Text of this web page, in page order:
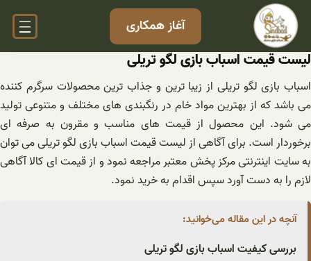
رفتن
محتوا
آغاز همکاری
لیست قیمت اسباب بازی لگو تریلی
اسباب بازی لگو تریلی از زیبا ترین و جذاب ترین محصولات سرگرم کننده
می باشد که از بهترین مواد خام در رنگبندی های مختلف و متنوعی تولید
می شود. این محصول از قیمت های مناسب و مقرون به صرفه ای
برخوردار است. برای آگاهی از لیست قیمت اسباب بازی لگو تریلی می توان
به سایت اینترنتی مرکز پخش معتبر مراجعه نمود و از قیمت ای کالا آگاهی
لازم را به دست آورد سپس اقدام به خرید نمود.
آنچه در این مقاله می‌خوانید:
بررسی کیفیت اسباب بازی لگو تریلی